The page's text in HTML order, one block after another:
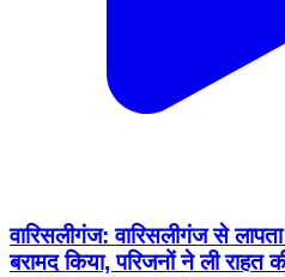
वारिसलीगंज: वारिसलीगंज से
बरामद किया, परिजनों ने ली राहत